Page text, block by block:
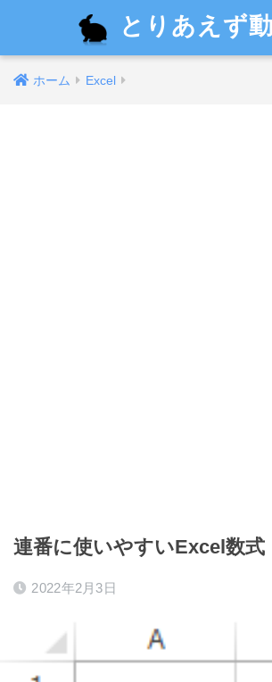
とりあえず
ホーム Excel
連番に使いやすいExcel数式
2022年2月3日